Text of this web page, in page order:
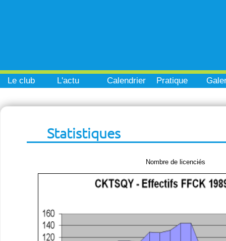
Le club L'actu Calendrier Pratique
Statistiques
Nombre de licenciés